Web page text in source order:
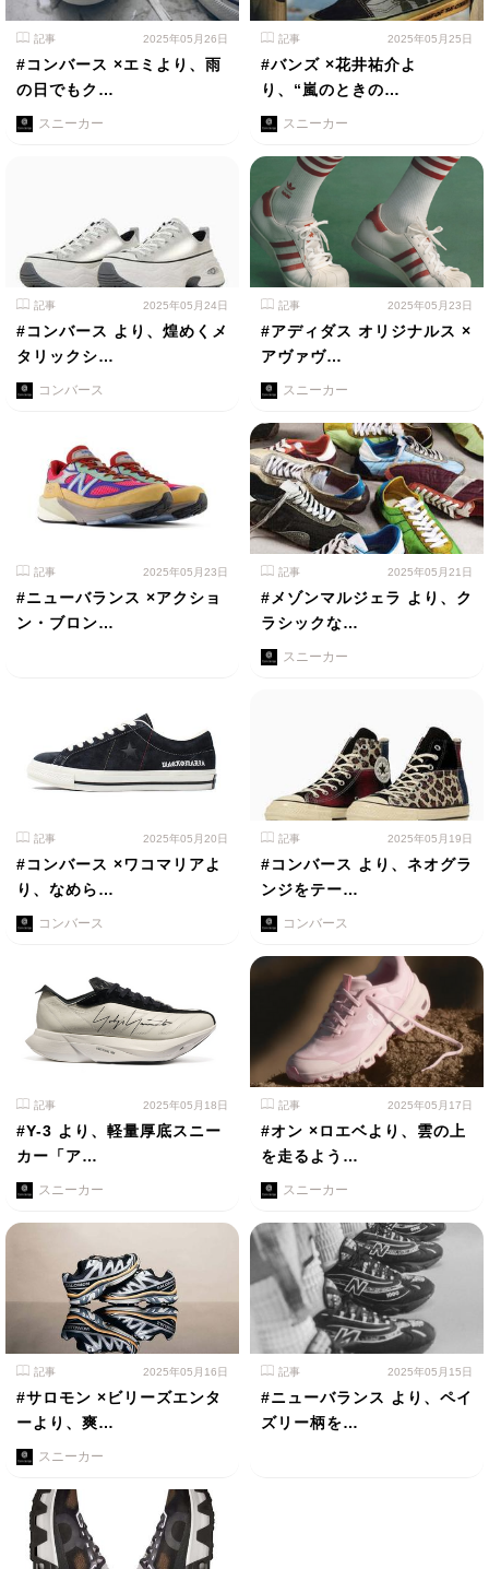
記事 2025年05月26日
#コンバース ×エミより、雨
の日でもク…
スニーカー
記事 2025年05月25日
#バンズ ×花井祐介よ
り、“嵐のときの…
スニーカー
記事 2025年05月24日
#コンバース より、煌めくメ
タリックシ…
コンバース
記事 2025年05月23日
#アディダス オリジナルス ×
アヴァヴ…
スニーカー
記事 2025年05月23日
#ニューバランス ×アクショ
ン・ブロン…
記事 2025年05月21日
#メゾンマルジェラ より、ク
ラシックな…
スニーカー
記事 2025年05月20日
#コンバース ×ワコマリアよ
り、なめら…
コンバース
記事 2025年05月19日
#コンバース より、ネオグラ
ンジをテー…
コンバース
記事 2025年05月18日
#Y-3 より、軽量厚底スニー
カー「ア…
スニーカー
記事 2025年05月17日
#オン ×ロエベより、雲の上
を走るよう…
スニーカー
記事 2025年05月16日
#サロモン ×ビリーズエンタ
ーより、爽…
スニーカー
記事 2025年05月15日
#ニューバランス より、ペイ
ズリー柄を…